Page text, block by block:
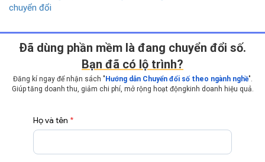
chuyển đổi
Ðã dùng phần mềm là đang chuyển đổi số.
Bạn đã có lộ trình?
Đăng kí ngay để nhận sách " Hướng dẫn Chuyển đổi số theo ngành nghề".
Giúp tăng doanh thu, giảm chi phí, mở rộng hoạt động kinh doanh hiệu quả.
Họ và tên *